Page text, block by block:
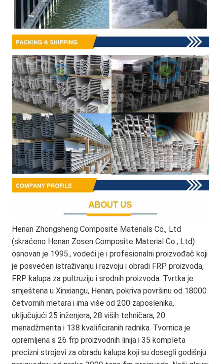
Henan Zhongsheng Composite Materials Co., Ltd
(skraćeno Henan Zosen Composite Material Co., Ltd)
osnovan je 1995., vodeći je i profesionalni proizvođač koji
je posvećen istraživanju i razvoju i obradi FRP proizvoda,
FRP kalupa za pultruziju i srodnih proizvoda. Tvrtka je
smještena u Xinxiangu, Henan, pokriva površinu od 18000
četvornih metara i ima više od 200 zaposlenika,
uključujući 25 inženjera, 28 viših tehničara, 20
menadžmenta i 138 kvalificiranih radnika. Tvornica je
opremljena s 26 frp proizvodnih linija i 35 kompleta
precizni strojevi za obradu kalupa koji su dosegli godišnju